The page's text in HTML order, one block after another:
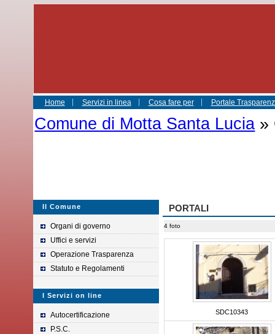
Home Servizi in linea Cosa fare per Portale
Comune di Motta Santa Lucia »
Il Comune
Organi di governo
Uffici e servizi
Operazione Trasparenza
Statuto e Regolamenti
I Servizi on line
Autocertificazione
P.S.C.
PORTALI
4 foto
SDC10343